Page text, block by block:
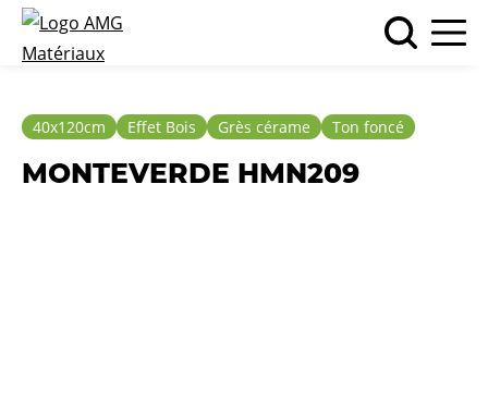
40x120cm Effet Bois Grès cérame Ton foncé
MONTEVERDE HMN209